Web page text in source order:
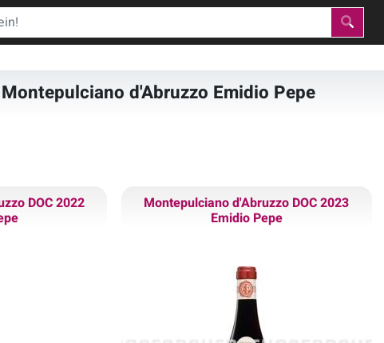
d'Abruzzo Emidio Pepe
DOC 2022 Montepulciano d'Abruzzo DOC 2023
Emidio Pepe